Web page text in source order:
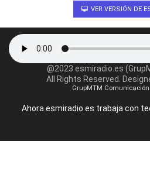
VER VERSIÓN DE
@2023 esmiradio.es
All Rights Reserved.
GrupMTM Comunicación
Ahora esmiradio.es trabaja con